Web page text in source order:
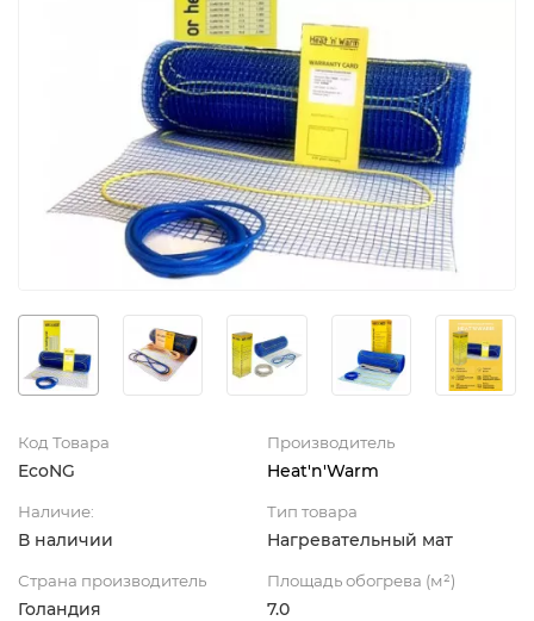
Код Товара
EcoNG
Производитель
Heat'n'Warm
Наличие:
В наличии
Тип товара
Нагревательный мат
Страна производитель
Голандия
Площадь обогрева (м²)
7.0